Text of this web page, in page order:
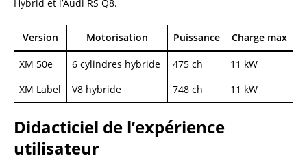
Hybrid et l’Audi RS Q8.
Version Motorisation Puissance Charge max
XM 50e 6 cylindres hybride 475 ch
11 kW
XM Label
V8 hybride 748 ch 11 kW
Didacticiel de l’expérience
utilisateur